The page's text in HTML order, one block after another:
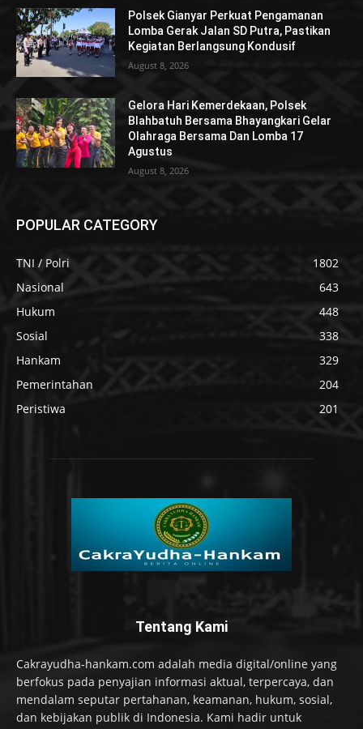
Polsek Gianyar Perkuat Pengamanan
Lomba Gerak Jalan SD Putra, Pastikan
Kegiatan Berlangsung Kondusif
August 8, 2026
Gelora Hari Kemerdekaan, Polsek
Blahbatuh Bersama Bhayangkari Gelar
Olahraga Bersama Dan Lomba 17
Agustus
August 8, 2026
POPULAR CATEGORY
TNI / Polri
1802
Nasional
643
Hukum
448
Sosial
338
Hankam
329
Pemerintahan
204
Peristiwa
201
Tentang Kami
Cakrayudha-hankam.com adalah media digital/online yang
berfokus pada penyajian informasi aktual, terpercaya, dan
mendalam seputar pertahanan, keamanan, hukum, sosial,
dan kebijakan publik di Indonesia. Kami hadir untuk